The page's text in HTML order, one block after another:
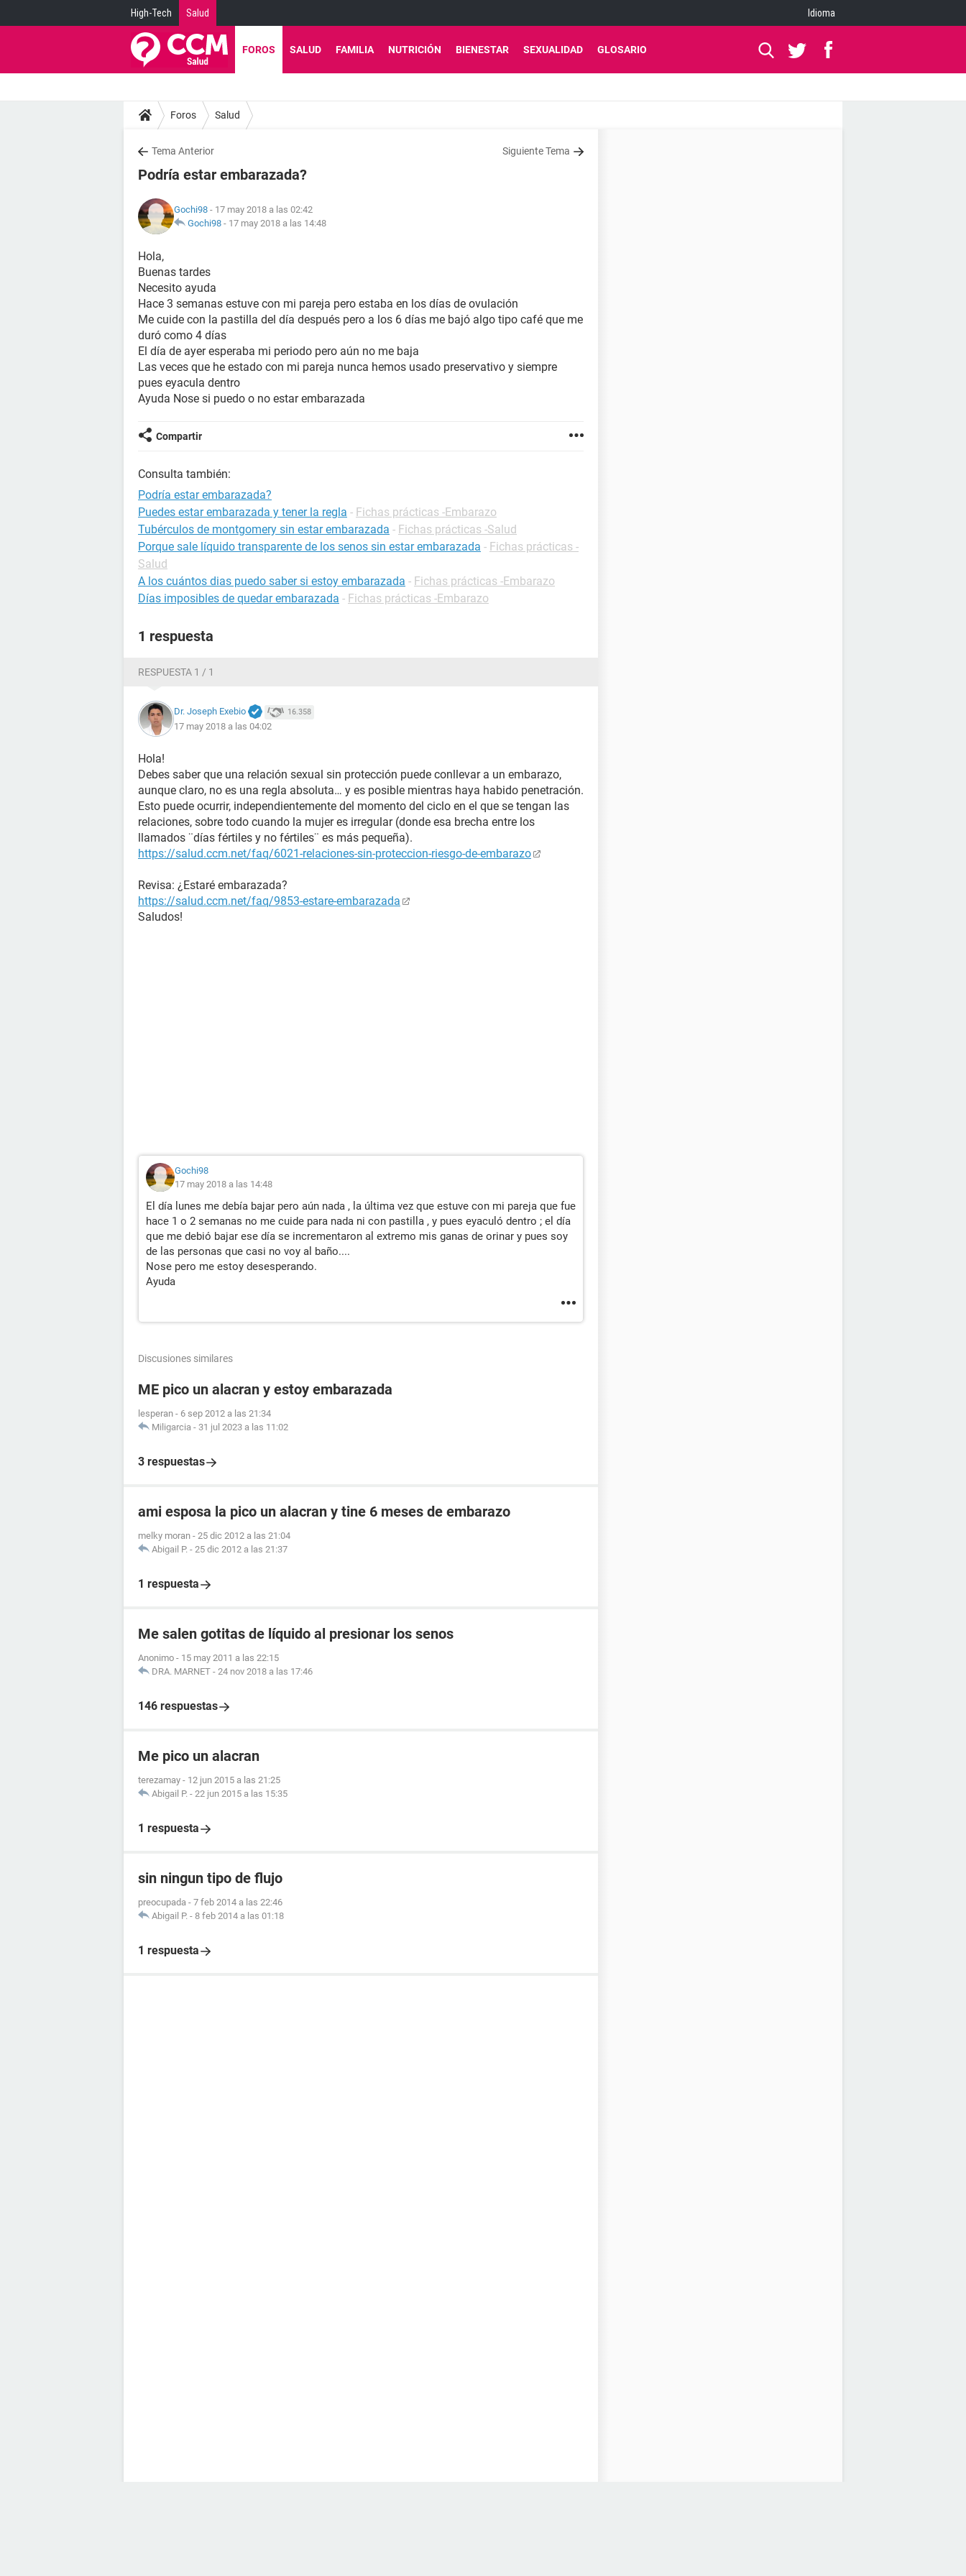
High-Tech Salud Idioma
FOROS SALUD FAMILIA NUTRICIÓN BIENESTAR SEXUALIDAD GLOSARIO
Foros Salud
Tema Anterior Siguiente Tema
Podría estar embarazada?
Gochi98 - 17 may 2018 a las 02:42
Gochi98 - 17 may 2018 a las 14:48
Hola,
Buenas tardes
Necesito ayuda
Hace 3 semanas estuve con mi pareja pero estaba en los días de ovulación
Me cuide con la pastilla del día después pero a los 6 días me bajó algo tipo café que me
duró como 4 días
El día de ayer esperaba mi periodo pero aún no me baja
Las veces que he estado con mi pareja nunca hemos usado preservativo y siempre
pues eyacula dentro
Ayuda Nose si puedo o no estar embarazada
Compartir
Consulta también:
Podría estar embarazada?
Puedes estar embarazada y tener la regla - Fichas prácticas -Embarazo
Tubérculos de montgomery sin estar embarazada - Fichas prácticas -Salud
Porque sale líquido transparente de los senos sin estar embarazada - Fichas prácticas -
Salud
A los cuántos dias puedo saber si estoy embarazada - Fichas prácticas -Embarazo
Días imposibles de quedar embarazada - Fichas prácticas -Embarazo
1 respuesta
RESPUESTA 1 / 1
Dr. Joseph Exebio 16.358
17 may 2018 a las 04:02
Hola!
Debes saber que una relación sexual sin protección puede conllevar a un embarazo,
aunque claro, no es una regla absoluta… y es posible mientras haya habido penetración.
Esto puede ocurrir, independientemente del momento del ciclo en el que se tengan las
relaciones, sobre todo cuando la mujer es irregular (donde esa brecha entre los
llamados ¨días fértiles y no fértiles¨ es más pequeña).
https://salud.ccm.net/faq/6021-relaciones-sin-proteccion-riesgo-de-embarazo
Revisa: ¿Estaré embarazada?
https://salud.ccm.net/faq/9853-estare-embarazada
Saludos!
Gochi98
17 may 2018 a las 14:48
El día lunes me debía bajar pero aún nada , la última vez que estuve con mi pareja que fue
hace 1 o 2 semanas no me cuide para nada ni con pastilla , y pues eyaculó dentro ; el día
que me debió bajar ese día se incrementaron al extremo mis ganas de orinar y pues soy
de las personas que casi no voy al baño....
Nose pero me estoy desesperando.
Ayuda
Discusiones similares
ME pico un alacran y estoy embarazada
lesperan - 6 sep 2012 a las 21:34
Miligarcia - 31 jul 2023 a las 11:02
3 respuestas
ami esposa la pico un alacran y tine 6 meses de embarazo
melky moran - 25 dic 2012 a las 21:04
Abigail P. - 25 dic 2012 a las 21:37
1 respuesta
Me salen gotitas de líquido al presionar los senos
Anonimo - 15 may 2011 a las 22:15
DRA. MARNET - 24 nov 2018 a las 17:46
146 respuestas
Me pico un alacran
terezamay - 12 jun 2015 a las 21:25
Abigail P. - 22 jun 2015 a las 15:35
1 respuesta
sin ningun tipo de flujo
preocupada - 7 feb 2014 a las 22:46
Abigail P. - 8 feb 2014 a las 01:18
1 respuesta